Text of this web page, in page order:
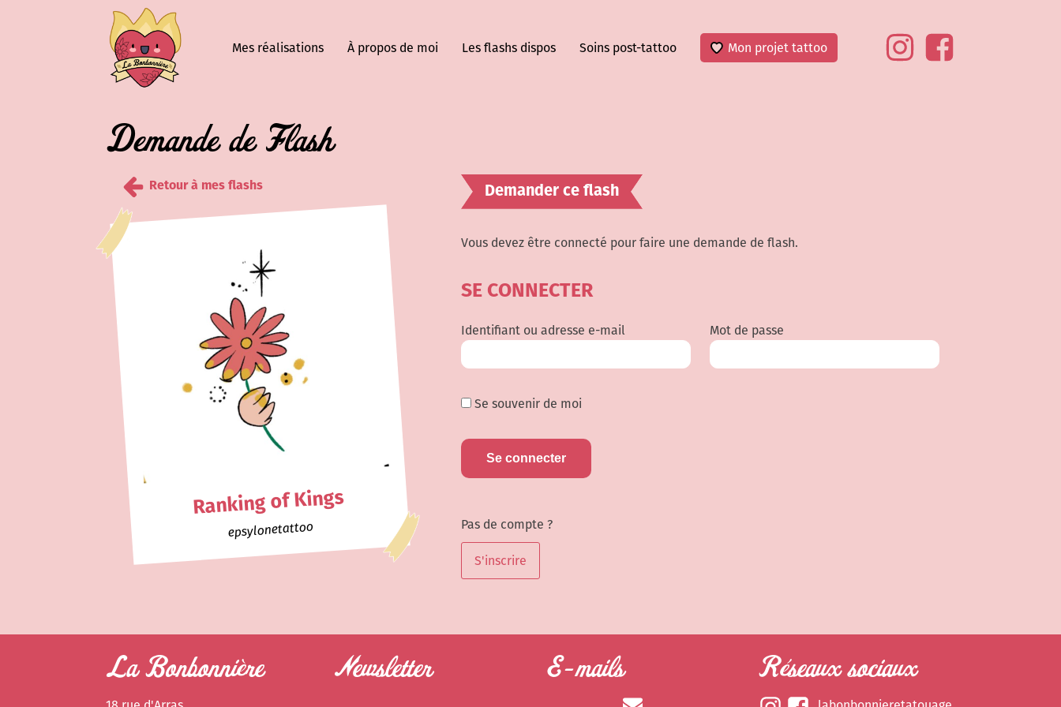
Mes réalisations À propos de moi Les flashs dispos Soins post-tattoo Mon projet tattoo
Demande de Flash
Retour à mes flashs
Ranking of Kings
epsylonetattoo
Demander ce flash
Vous devez être connecté pour faire une demande de flash.
SE CONNECTER
Identifiant ou adresse e-mail Mot de passe
Se souvenir de moi
Pas de compte ?
S'inscrire
La Bonbonnière Newsletter E-mails Réseaux sociaux